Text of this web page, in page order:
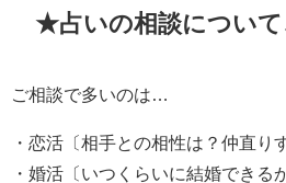
★占いの相談について
ご相談で多いのは…
・恋活〔相手との相性は？仲直り
・婚活〔いつくらいに結婚できる